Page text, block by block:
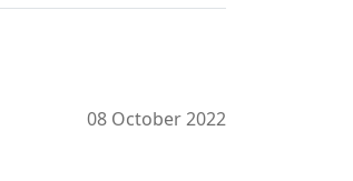
08 October 2022